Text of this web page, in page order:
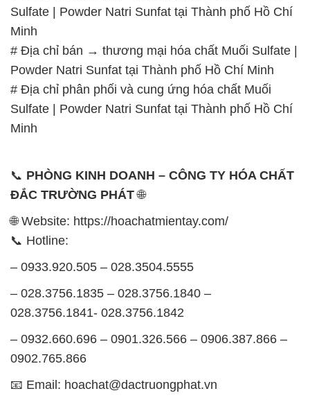
Sulfate | Powder Natri Sunfat tại Thành phố Hồ Chí
Minh
# Địa chỉ bán → thương mại hóa chất Muối Sulfate |
Powder Natri Sunfat tại Thành phố Hồ Chí Minh
# Địa chỉ phân phối và cung ứng hóa chất Muối
Sulfate | Powder Natri Sunfat tại Thành phố Hồ Chí
Minh
📞 PHÒNG KINH DOANH – CÔNG TY HÓA CHẤT
ĐẮC TRƯỜNG PHÁT🌐
🌐 Website: https://hoachatmientay.com/
📞 Hotline:
– 0933.920.505 – 028.3504.5555
– 028.3756.1835 – 028.3756.1840 –
028.3756.1841- 028.3756.1842
– 0932.660.696 – 0901.326.566 – 0906.387.866 –
0902.765.866
📧 Email: hoachat@dactruongphat.vn